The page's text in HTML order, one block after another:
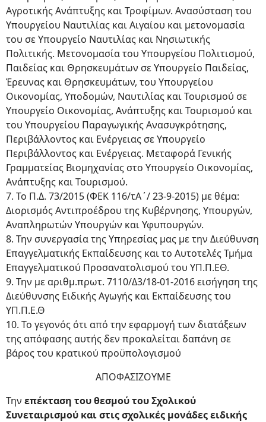
Αγροτικής Ανάπτυξης και Τροφίμων. Ανασύσταση του
Υπουργείου Ναυτιλίας και Αιγαίου και μετονομασία
του σε Υπουργείο Ναυτιλίας και Νησιωτικής
Πολιτικής. Μετονομασία του Υπουργείου Πολιτισμού,
Παιδείας και Θρησκευμάτων σε Υπουργείο Παιδείας,
Έρευνας και Θρησκευμάτων, του Υπουργείου
Οικονομίας, Υποδομών, Ναυτιλίας και Τουρισμού σε
Υπουργείο Οικονομίας, Ανάπτυξης και Τουρισμού και
του Υπουργείου Παραγωγικής Ανασυγκρότησης,
Περιβάλλοντος και Ενέργειας σε Υπουργείο
Περιβάλλοντος και Ενέργειας. Μεταφορά Γενικής
Γραμματείας Βιομηχανίας στο Υπουργείο Οικονομίας,
Ανάπτυξης και Τουρισμού.
7. Το Π.Δ. 73/2015 (ΦΕΚ 116/τΑ΄/ 23-9-2015) με θέμα:
Διορισμός Αντιπροέδρου της Κυβέρνησης, Υπουργών,
Αναπληρωτών Υπουργών και Υφυπουργών.
8. Την συνεργασία της Υπηρεσίας μας με την Διεύθυνση
Επαγγελματικής Εκπαίδευσης και το Αυτοτελές Τμήμα
Επαγγελματικού Προσανατολισμού του ΥΠ.Π.ΕΘ.
9. Την με αριθμ.πρωτ. 7110/Δ3/18-01-2016 εισήγηση της
Διεύθυνσης Ειδικής Αγωγής και Εκπαίδευσης του
ΥΠ.Π.Ε.Θ
10. Το γεγονός ότι από την εφαρμογή των διατάξεων
της απόφασης αυτής δεν προκαλείται δαπάνη σε
βάρος του κρατικού προϋπολογισμού
ΑΠΟΦΑΣΙΖΟΥΜΕ
Την επέκταση του θεσμού του Σχολικού
Συνεταιρισμού και στις σχολικές μονάδες ειδικής